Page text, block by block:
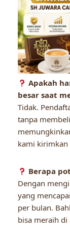
Apakah
besar saat
Tidak.
tanpa
kami kirimkan
Berapa
Dengan
yang
per bulan.
bisa meraih